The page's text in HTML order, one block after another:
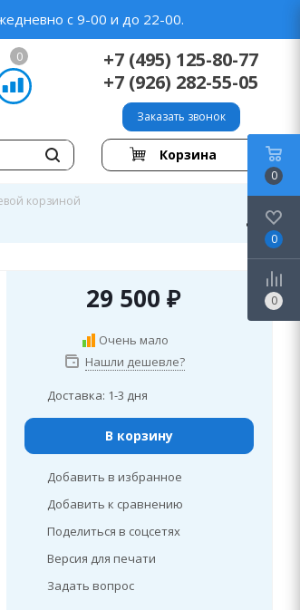
с 9-00 и до 22-00.
0
+7 (495) 125-80-77
+7 (926) 282-55-05
Заказать звонок
Корзина
корзиной
29 500 ₽
Очень мало
Нашли дешевле?
Доставка: 1-3 дня
В корзину
Добавить в избранное
Добавить к сравнению
Поделиться в соцсетях
Версия для печати
Задать вопрос
0
0
0